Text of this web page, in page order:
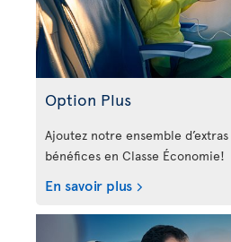
Option Plus
Ajoutez notre ensemble
bénéfices en Classe Économie!
En savoir plus